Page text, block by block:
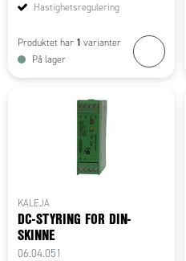
Hastighetsregulering
Produktet har 1 varianter
På lager
KALEJA
DC-STYRING FOR DIN-
SKINNE
06.04.051